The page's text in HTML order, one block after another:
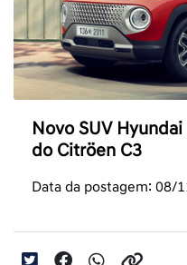
Novo SUV
do Citröen C3
Data da postagem: 08/